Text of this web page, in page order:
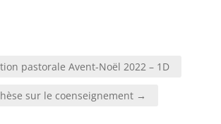
pastorale Avent-Noël 2022 – 1D
sur le coenseignement →